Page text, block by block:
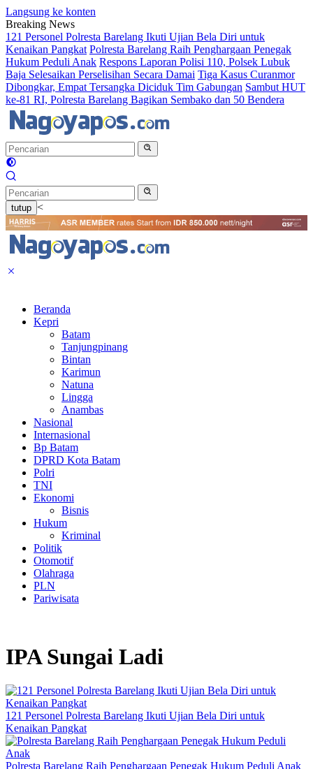
Langsung ke konten
Breaking News
121 Personel Polresta Barelang Ikuti Ujian Bela Diri untuk
Kenaikan Pangkat Polresta Barelang Raih Penghargaan Penegak
Hukum Peduli Anak Respons Laporan Polisi 110, Polsek Lubuk
Baja Selesaikan Perselisihan Secara Damai Tiga Kasus Curanmor
Dibongkar, Empat Tersangka Diciduk Tim Gabungan Sambut HUT
ke-81 RI, Polresta Barelang Bagikan Sembako dan 50 Bendera
tutup <
Beranda
Kepri
Batam
Tanjungpinang
Bintan
Karimun
Natuna
Lingga
Anambas
Nasional
Internasional
Bp Batam
DPRD Kota Batam
Polri
TNI
Ekonomi
Bisnis
Hukum
Kriminal
Politik
Otomotif
Olahraga
PLN
Pariwisata
IPA Sungai Ladi
121 Personel Polresta Barelang Ikuti Ujian Bela Diri untuk
Kenaikan Pangkat
Polresta Barelang Raih Penghargaan Penegak Hukum Peduli Anak